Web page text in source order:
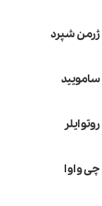
ژرمن شپرد
سامویید
روتوایلر
چی واوا